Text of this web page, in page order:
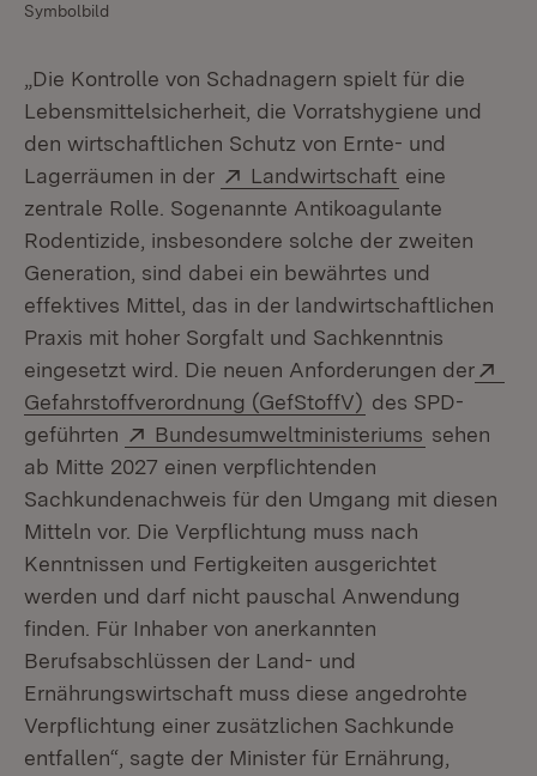
Symbolbild
„Die Kontrolle von Schadnagern spielt für die
Lebensmittelsicherheit, die Vorratshygiene und
den wirtschaftlichen Schutz von Ernte- und
Lagerräumen in der
Extern:
Landwirtschaft (Öffnet in
eine
zentrale Rolle. Sogenannte Antikoagulante
Rodentizide, insbesondere solche der zweiten
Generation, sind dabei ein bewährtes und
effektives Mittel, das in der landwirtschaftlichen
Praxis mit hoher Sorgfalt und Sachkenntnis
eingesetzt wird. Die neuen Anforderungen der
Gefahrstoffverordnung (GefStoffV) (Öffnet in neuem
des SPD-
geführten
Extern:
Bundesumweltministeriums (Öffnet in
sehen
ab Mitte 2027 einen verpflichtenden
Sachkundenachweis für den Umgang mit diesen
Mitteln vor. Die Verpflichtung muss nach
Kenntnissen und Fertigkeiten ausgerichtet
werden und darf nicht pauschal Anwendung
finden. Für Inhaber von anerkannten
Berufsabschlüssen der Land- und
Ernährungswirtschaft muss diese angedrohte
Verpflichtung einer zusätzlichen Sachkunde
entfallen“, sagte der Minister für Ernährung,